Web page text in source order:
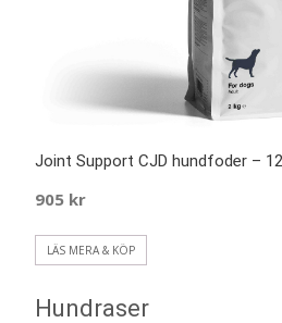
Joint Support CJD hundfoder –
905 kr
LÄS MERA & KÖP
Hundraser